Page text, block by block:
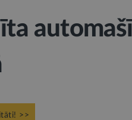
>>